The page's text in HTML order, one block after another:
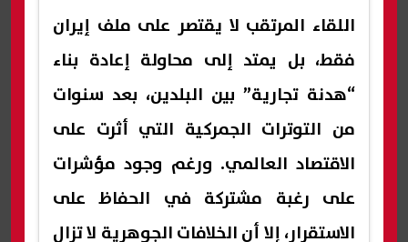
اللقاء المرتقب لا يقتصر على ملف إيران
فقط، بل يمتد إلى محاولة إعادة بناء
“هدنة تجارية” بين البلدين، بعد سنوات
من التوترات الجمركية التي أثرت على
الاقتصاد العالمي. ورغم وجود مؤشرات
على رغبة مشتركة في الحفاظ على
الاستقرار، إلا أن الخلافات الجوهرية لا تزال